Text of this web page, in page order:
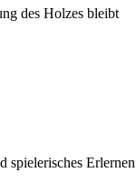
des Holzes bleibt
spielerisches Erlernen